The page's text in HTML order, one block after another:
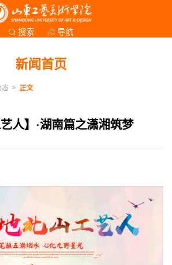
搜索 导航
新闻首页
态 > 正文
人】·湖南篇之潇湘筑梦